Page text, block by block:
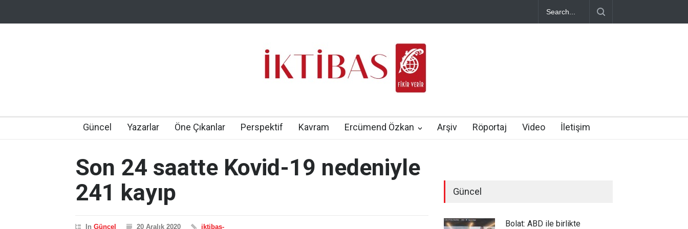
Güncel Yazarlar Öne Çıkanlar Perspektif Kavram Ercümend Özkan Arşiv Röportaj Video İletişim
Son 24 saatte Kovid-19 nedeniyle
241 kayıp
In Güncel 20 Aralık 2020 iktibas-
Güncel
Bolat: ABD ile birlikte